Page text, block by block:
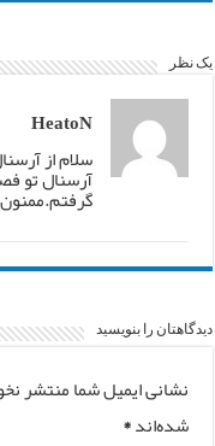
یک نظر
HeatoN
سلام از
آرسنال تو
گرفتم.ممنون
دیدگاهتان را بنویسید
نشانی ایمیل شما منتشر
شده‌اند*